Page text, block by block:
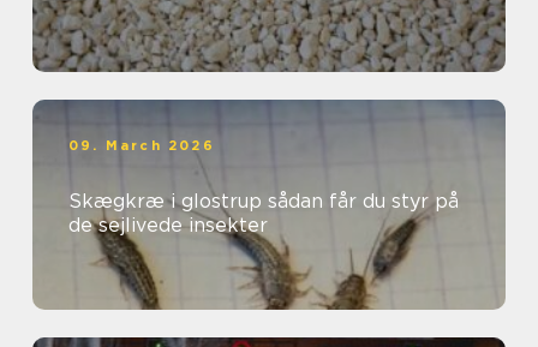
09. March 2026
Skægkræ i glostrup sådan får du styr på
de sejlivede insekter